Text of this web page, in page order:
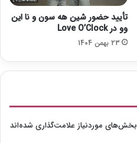
تأیید حضور شین هه سون و نا این
وو در Love O’Clock
23 بهمن 1404
بخش‌های موردنیاز علامت‌گذاری شده‌اند